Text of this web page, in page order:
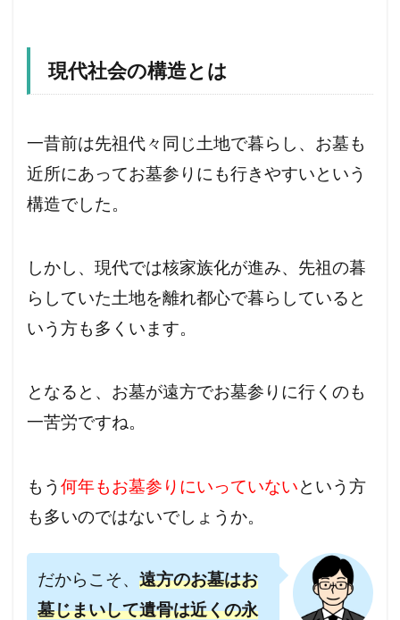
現代社会の構造とは
一昔前は先祖代々同じ土地で暮らし、お墓も
近所にあってお墓参りにも行きやすいという
構造でした。
しかし、現代では核家族化が進み、先祖の暮
らしていた土地を離れ都心で暮らしていると
いう方も多くいます。
となると、お墓が遠方でお墓参りに行くのも
一苦労ですね。
もう 何年もお墓参りにいっていないという方
も多いのではないでしょうか。
だからこそ、 遠方のお墓はお
墓じまいして遺骨は近くの永